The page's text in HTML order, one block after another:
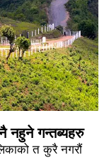
नहुने गन्तब्यहरु
त कुरै नगरौं